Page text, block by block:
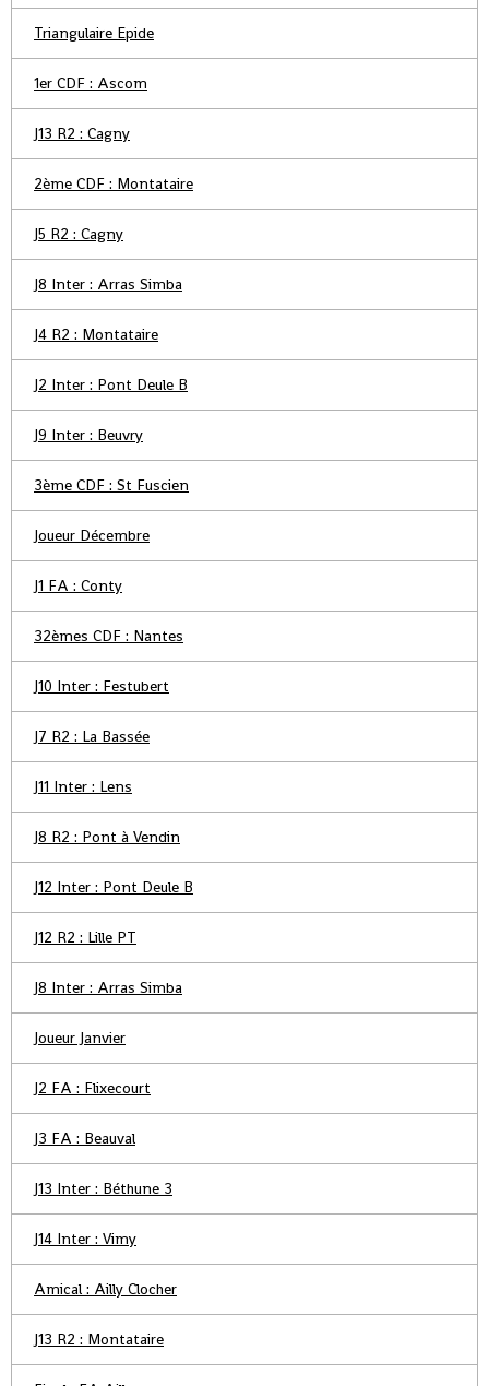
Triangulaire Epide
1er CDF : Ascom
J13 R2 : Cagny
2ème CDF : Montataire
J5 R2 : Cagny
J8 Inter : Arras Simba
J4 R2 : Montataire
J2 Inter : Pont Deule B
J9 Inter : Beuvry
3ème CDF : St Fuscien
Joueur Décembre
J1 FA : Conty
32èmes CDF : Nantes
J10 Inter : Festubert
J7 R2 : La Bassée
J11 Inter : Lens
J8 R2 : Pont à Vendin
J12 Inter : Pont Deule B
J12 R2 : Lille PT
J8 Inter : Arras Simba
Joueur Janvier
J2 FA : Flixecourt
J3 FA : Beauval
J13 Inter : Béthune 3
J14 Inter : Vimy
Amical : Ailly Clocher
J13 R2 : Montataire